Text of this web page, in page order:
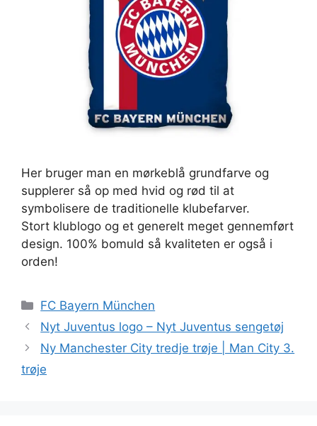
Her bruger man en mørkeblå grundfarve og
supplerer så op med hvid og rød til at
symbolisere de traditionelle klubefarver.
Stort klublogo og et generelt meget gennemført
design. 100% bomuld så kvaliteten er også i
orden!
Kategorier
FC Bayern München
Nyt Juventus logo – Nyt Juventus sengetøj
Ny Manchester City tredje trøje | Man City 3.
trøje